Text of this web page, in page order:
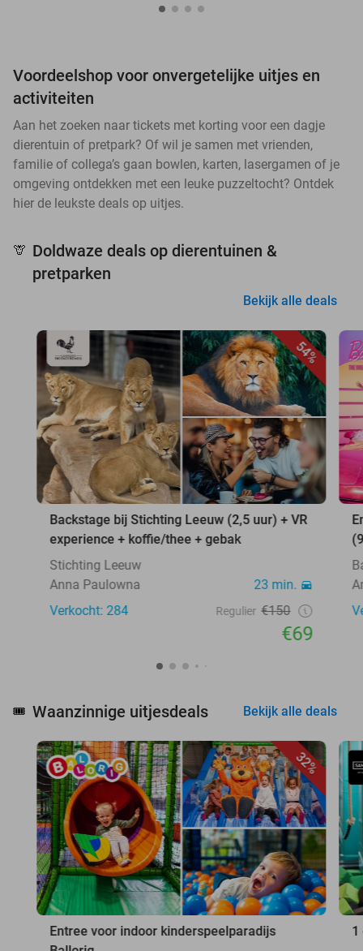
Voordeelshop voor onvergetelijke uitjes en
activiteiten
Aan het zoeken naar tickets met korting voor een dagje
dierentuin of pretpark? Of wil je samen met vrienden,
familie of collega’s gaan bowlen, karten, lasergamen of je
omgeving ontdekken met een leuke puzzeltocht? Ontdek
hier de leukste deals op uitjes.
🦒 Doldwaze deals op dierentuinen &
pretparken
Bekijk alle deals
54%
Backstage bij Stichting Leeuw (2,5 uur) + VR
experience + koffie/thee + gebak
Stichting Leeuw
Anna Paulowna
23 min.
Verkocht: 284
Regulier €150
€69
🎟️ Waanzinnige uitjesdeals Bekijk alle deals
32%
Entree voor indoor kinderspeelparadijs
1